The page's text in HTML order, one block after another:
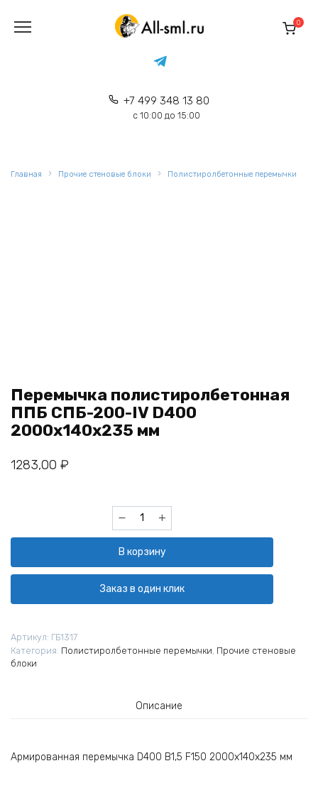
содержанию
+7 499 348 13 80
с 10:00 до 15:00
0
Главная Прочие стеновые блоки Полистиролбетонные перемычки
Перемычка полистиролбетонная
ППБ СПБ-200-IV D400
2000х140х235 мм
1283,00 ₽
Количество
товара
полистиролбетонная
ППБ
СПБ-200-
IV
мм
В корзину
Заказ в один клик
Артикул: ГБ1317
Категория: Полистиролбетонные перемычки, Прочие стеновые
блоки
Описание
Армированная перемычка D400 B1,5 F150 2000х140х235 мм